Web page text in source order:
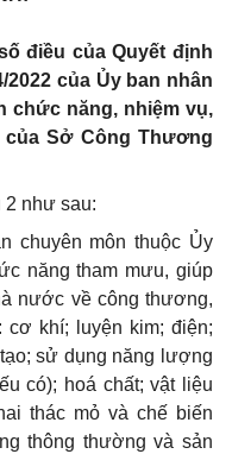
điều của Quyết định
2022 của Ủy ban nhân
chức năng, nhiệm vụ,
Sở Công Thương
2 như sau:
chuyên môn thuộc Ủy
năng tham mưu, giúp
nước về công thương,
cơ khí; luyện kim; điện;
sử dụng năng lượng
có); hoá chất; vật liệu
thác mỏ và chế biến
thông thường và sản